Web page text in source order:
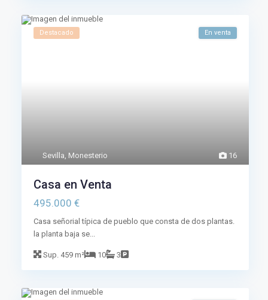
16
Sevilla, Monesterio
Destacado En venta
Casa en Venta
495.000 €
Casa señorial típica de pueblo que consta de dos plantas.
la planta baja se...
Sup. 459 m² 10 3